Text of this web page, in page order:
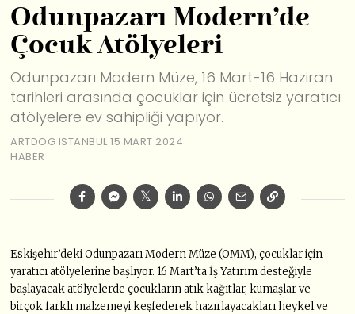
Odunpazarı Modern’de
Çocuk Atölyeleri
Odunpazarı Modern Müze, 16 Mart-16 Haziran
tarihleri arasında çocuklar için ücretsiz yaratıcı
atölyelere ev sahipliği yapıyor.
ARTDOG ISTANBUL 15 MART 2024
HABER
Eskişehir’deki Odunpazarı Modern Müze (OMM), çocuklar için
yaratıcı atölyelerine başlıyor. 16 Mart’ta İş Yatırım desteğiyle
başlayacak atölyelerde çocukların atık kağıtlar, kumaşlar ve
birçok farklı malzemeyi keşfederek hazırlayacakları heykel ve